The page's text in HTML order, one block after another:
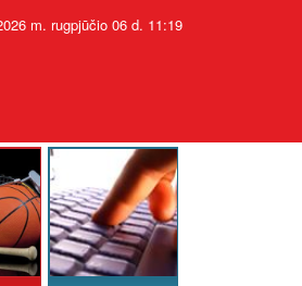
m. rugpjūčio 06 d. 11:19